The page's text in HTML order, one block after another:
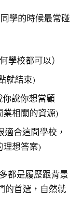
學的時候最常碰
學校都可以）
就結束)
你說你想當顧
業相關的資源)
適合這間學校，
理想答案)
都是履歷跟背景
的首選，自然就